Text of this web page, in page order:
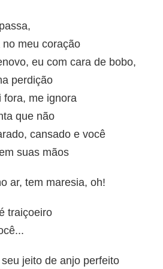
meu coração
eu com cara de bobo,
perdição
fora, me ignora
que não
cansado e você
suas mãos
ar, tem maresia, oh!
traiçoeiro
jeito de anjo perfeito